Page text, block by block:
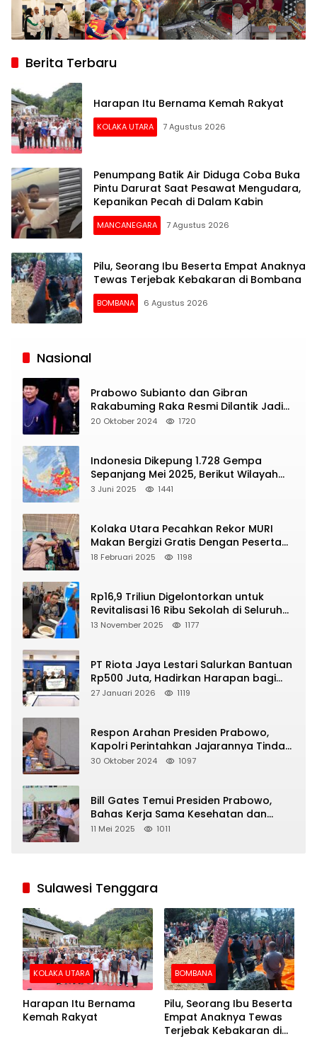
Berita Terbaru
Harapan Itu Bernama Kemah Rakyat
KOLAKA UTARA 7 Agustus 2026
Penumpang Batik Air Diduga Coba Buka
Pintu Darurat Saat Pesawat Mengudara,
Kepanikan Pecah di Dalam Kabin
MANCANEGARA 7 Agustus 2026
Pilu, Seorang Ibu Beserta Empat Anaknya
Tewas Terjebak Kebakaran di Bombana
BOMBANA 6 Agustus 2026
Siaran
Nasional
Prabowo Subianto dan Gibran
Rakabuming Raka Resmi Dilantik Jadi
Presiden dan Wapres RI
20 Oktober 2024 1720
Indonesia Dikepung 1.728 Gempa
Sepanjang Mei 2025, Berikut Wilayah
Yang Intens Diguncang!
3 Juni 2025 1441
Kolaka Utara Pecahkan Rekor MURI
Makan Bergizi Gratis Dengan Peserta
Terbanyak
18 Februari 2025 1198
Rp16,9 Triliun Digelontorkan untuk
Revitalisasi 16 Ribu Sekolah di Seluruh
Indonesia
13 November 2025 1177
PT Riota Jaya Lestari Salurkan Bantuan
Rp500 Juta, Hadirkan Harapan bagi
Korban Bencana di Sumatera
27 Januari 2026 1119
Respon Arahan Presiden Prabowo,
Kapolri Perintahkan Jajarannya Tindak
Tegas Pelaku Judi Online
30 Oktober 2024 1097
Bill Gates Temui Presiden Prabowo,
Bahas Kerja Sama Kesehatan dan
Program Makan Bergizi Gratis
11 Mei 2025 1011
Sulawesi Tenggara
KOLAKA UTARA
Harapan Itu Bernama
Kemah Rakyat
BOMBANA
Pilu, Seorang Ibu Beserta
Empat Anaknya Tewas
Terjebak Kebakaran di